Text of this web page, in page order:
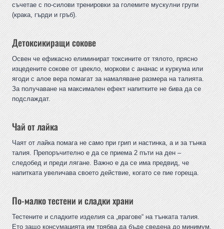
съчетае с по-силови тренировки за големите мускулни групи
(крака, гърди и гръб).
Детоксикиращи сокове
Освен че ефикасно елиминират токсините от тялото, прясно
изцедените сокове от цвекло, моркови с ананас и куркума или
ягоди с алое вера помагат за намаляване размера на талията.
За получаване на максимален ефект напитките не бива да се
подслаждат.
Чай от лайка
Чаят от лайка помага не само при грип и настинка, а и за тънка
талия. Препоръчително е да се приема 2 пъти на ден –
следобед и преди лягане. Важно е да се има предвид, че
напитката увеличава своето действие, когато се пие гореща.
По-малко тестени и сладки храни
Тестените и сладките изделия са „врагове“ на тънката талия.
Ето защо консумацията им трябва да бъде сведена до минимум.